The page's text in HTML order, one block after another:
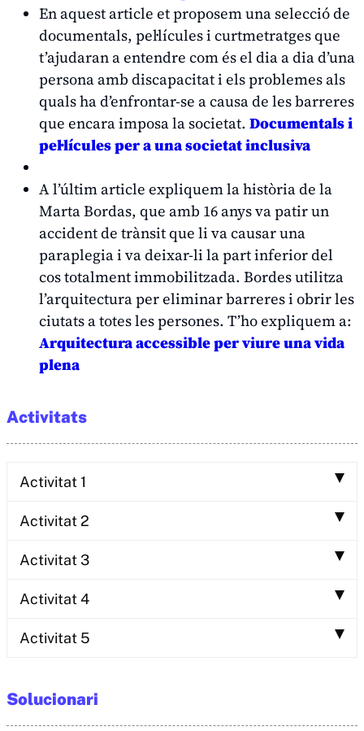
En aquest article et proposem una selecció de
documentals, pel·lícules i curtmetratges que
t’ajudaran a entendre com és el dia a dia d’una
persona amb discapacitat i els problemes als
quals ha d’enfrontar-se a causa de les barreres
que encara imposa la societat. Documentals i
pel·lícules per a una societat inclusiva
A l’últim article expliquem la història de la
Marta Bordas, que amb 16 anys va patir un
accident de trànsit que li va causar una
paraplegia i va deixar-li la part inferior del
cos totalment immobilitzada. Bordes utilitza
l’arquitectura per eliminar barreres i obrir les
ciutats a totes les persones. T’ho expliquem a:
Arquitectura accessible per viure una vida
plena
Activitats
Activitat 1
Activitat 2
Activitat 3
Activitat 4
Activitat 5
Solucionari